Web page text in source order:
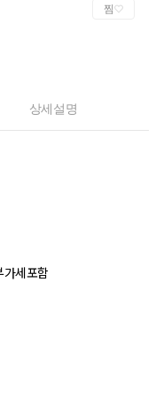
찜
상세설명
가세포함